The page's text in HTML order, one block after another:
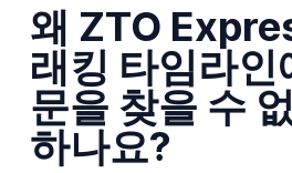
왜 ZTO
래킹 타임라인
문을 찾을 수
하나요?